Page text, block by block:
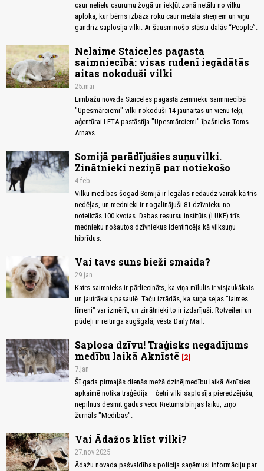
caur nelielu caurumu žogā un iekļūt zonā netālu no vilku
aploka, kur bērns izbāza roku caur metāla stieņiem un viņu
gandrīz saplosīja vilki. Ar šausminošo stāstu dalās “People”.
Nelaime Staiceles pagasta
saimniecībā: visas rudenī iegādātās
aitas nokoduši vilki
25.mar
Limbažu novada Staiceles pagastā zemnieku saimniecībā
"Upesmārciemi" vilki nokoduši 14 jaunaitas un vienu teķi,
aģentūrai LETA pastāstīja "Upesmārciemi" īpašnieks Toms
Arnavs.
Somijā parādījušies suņuvilki.
Zinātnieki neziņā par notiekošo
4.feb
Vilku medības šogad Somijā ir legālas nedaudz vairāk kā trīs
nedēļas, un mednieki ir nogalinājuši 81 dzīvnieku no
noteiktās 100 kvotas. Dabas resursu institūts (LUKE) trīs
mednieku nošautos dzīvniekus identificēja kā vilksuņu
hibrīdus.
Vai tavs suns bieži smaida?
29.jan
Katrs saimnieks ir pārliecināts, ka viņa mīlulis ir visjaukākais
un jautrākais pasaulē. Taču izrādās, ka suņa sejas "laimes
līmeni" var izmērīt, un zinātnieki to ir izdarījuši. Rotveileri un
pūdeļi ir reitinga augšgalā, vēsta Daily Mail.
Saplosa dzīvu! Traģisks negadījums
medību laikā Aknīstē 2
7.jan
Šī gada pirmajās dienās mežā dzinējmedību laikā Aknīstes
apkaimē notika traģēdija – četri vilki saplosīja pieredzējušu,
nepilnus desmit gadus vecu Rietumsibīrijas laiku, ziņo
žurnāls "Medības".
Vai Ādažos klīst vilki?
27.nov 2025
Ādažu novada pašvaldības policija saņēmusi informāciju par